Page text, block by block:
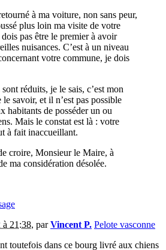
à ma voiture, non sans peur,
plus loin ma visite de votre
pas être le premier à avoir
nuisances. C’est à un niveau
votre commune, je dois
réduits, je le sais, c’est mon
le savoir, et il n’est pas possible
habitants de posséder un ou
Mais le constat est là : votre
à fait inaccueillant.
croire, Monsieur le Maire, à
ma considération désolée.
21:38, parVincent P. Pelote vasconne
toutefois dans ce bourg livré aux chiens